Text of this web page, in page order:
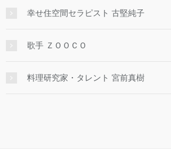
幸せ住空間セラピスト 古堅純子
歌手 ＺＯＯＣＯ
料理研究家・タレント 宮前真樹